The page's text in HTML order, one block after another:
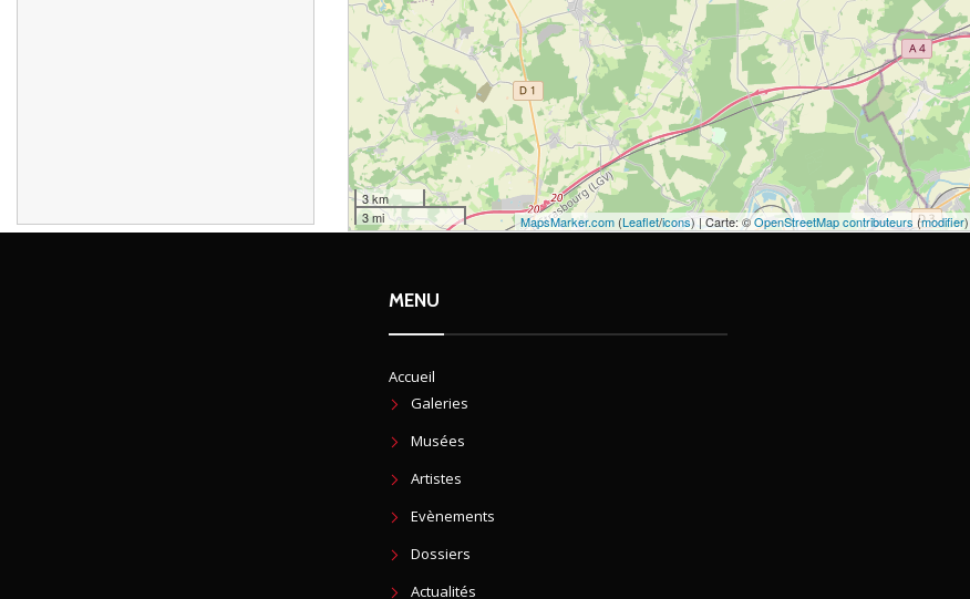
3 km
3 mi
MapsMarker.com(Leaflet/icons) | Carte: ©OpenStreetMap contributeurs (modifier)
MENU
Accueil
Galeries
Musées
Artistes
Evènements
Dossiers
Actualités